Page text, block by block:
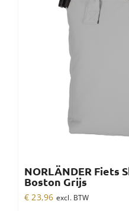
NORLÄNDER Fiets
Boston Grijs
€ 23,96 excl. BTW